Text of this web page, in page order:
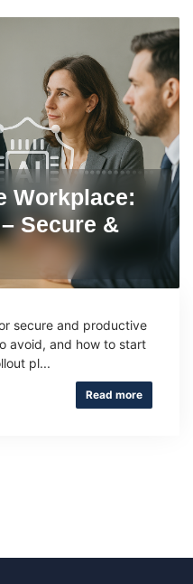
Workplace:
Secure &
secure and productive
avoid, and how to start
pl...
Read more